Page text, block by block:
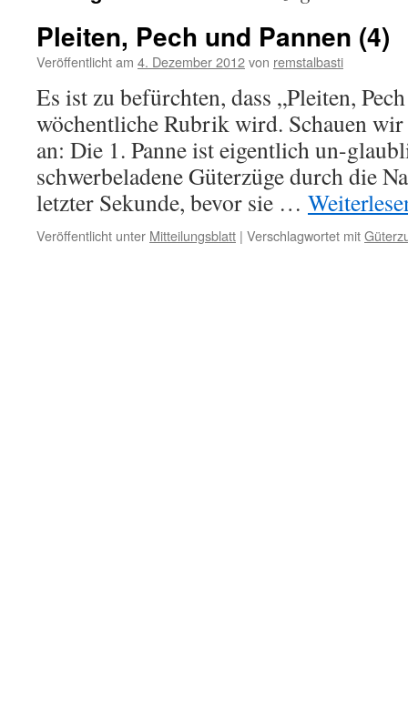
Pleiten, Pech und Pannen (4)
Veröffentlicht am 4. Dezember 2012von remstalbasti
Es ist zu befürchten, dass „Pleiten,
wöchentliche Rubrik wird. Schauen
an: Die 1. Panne ist eigentlich un-
schwerbeladene Güterzüge durch die
letzter Sekunde, bevor sie …
Veröffentlicht unter Mitteilungsblatt | Verschlagwortet mit